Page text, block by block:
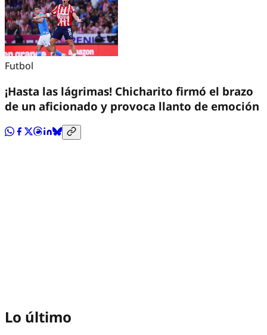
Futbol
¡Hasta las lágrimas! Chicharito firmó el brazo
de un aficionado y provoca llanto de emoción
Lo último